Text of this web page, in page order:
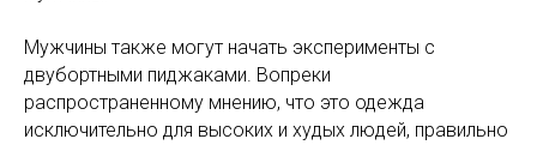
Мужчины также могут начать эксперименты с
двубортными пиджаками. Вопреки
распространенному мнению, что это одежда
исключительно для высоких и худых людей, правильно